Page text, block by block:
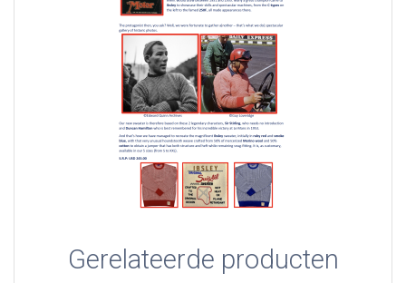
Gerelateerde producten